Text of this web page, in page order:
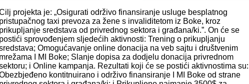
projekta je: „Osigurati održivo finansiranje usluge besplatnog
pristupačnog taxi prevoza za žene s invaliditetom iz Boke, kroz
prikupljanje sredstava od privrednog sektora i građana/ki.”. On će se
postići sprovođenjem sljedećih aktivnosti: Trening o prikupljanju
Omogućavanje online donacija na veb sajtu i društvenim
mrežama I MI Boke; Slanje dopisa za dodjelu donacija privrednom
i Online kampanja. Rezultati koji će se postići aktivnostima su:
kontitnuirano i održivo finansiranje I MI Boke od strane